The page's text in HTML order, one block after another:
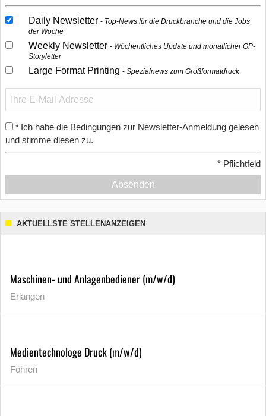
Daily Newsletter
Top-News für die Druckbranche und die Jobs
der Woche
Weekly Newsletter
Wöchentliches Update und monatlicher GP-
Storyletter
Large Format Printing Spezialnews zum Großformatdruck
* Ich habe die Bedingungen zur Newsletter-Anmeldung gelesen
und stimme diesen zu.
* Pflichtfeld
Absenden
AKTUELLSTE STELLENANZEIGEN
Maschinen- und Anlagenbediener (m/w/d)
Erlangen
Medientechnologe Druck (m/w/d)
Föhren